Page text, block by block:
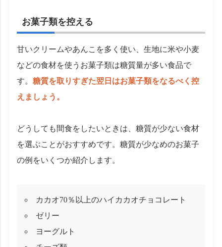
お菓子類を控える
甘いクリームやあんこを多く使い、生地に米や小麦
などの食材を使うお菓子類は糖質量が多い食品で
す。糖質を取りすぎた翌日はお菓子類をなるべく控
えましょう。
どうしても間食をしたいときは、糖質が少ない食材
を選ぶことがおすすめです。糖質が少なめのお菓子
の例をいくつか紹介します。
カカオ70％以上のハイカカオチョコレート
ゼリー
ヨーグルト